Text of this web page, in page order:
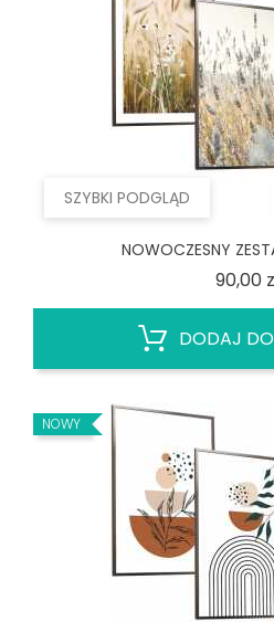
SZYBKI PODGLĄD
NOWOCZESNY
90,00
DODAJ
NOWY